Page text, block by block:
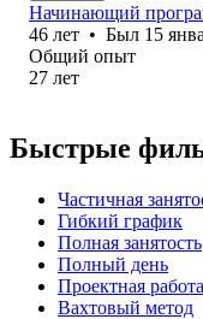
Начинающий
46 лет • Был 15
Общий опыт
27 лет
Быстрые
Частичная
Гибкий график
Полная занятость
Полный день
Проектная работа
Вахтовый метод